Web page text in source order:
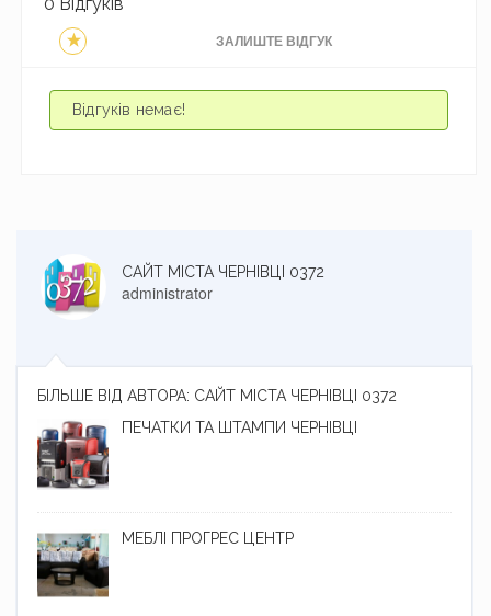
ЗАЛИШТЕ ВІДГУК
Відгуків немає!
САЙТ МІСТА ЧЕРНІВЦІ 0372
administrator
БІЛЬШЕ ВІД АВТОРА: САЙТ МІСТА ЧЕРНІВЦІ 0372
ПЕЧАТКИ ТА ШТАМПИ ЧЕРНІВЦІ
МЕБЛІ ПРОГРЕС ЦЕНТР